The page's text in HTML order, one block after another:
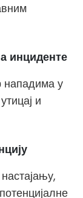
инциденте
нападима у
и